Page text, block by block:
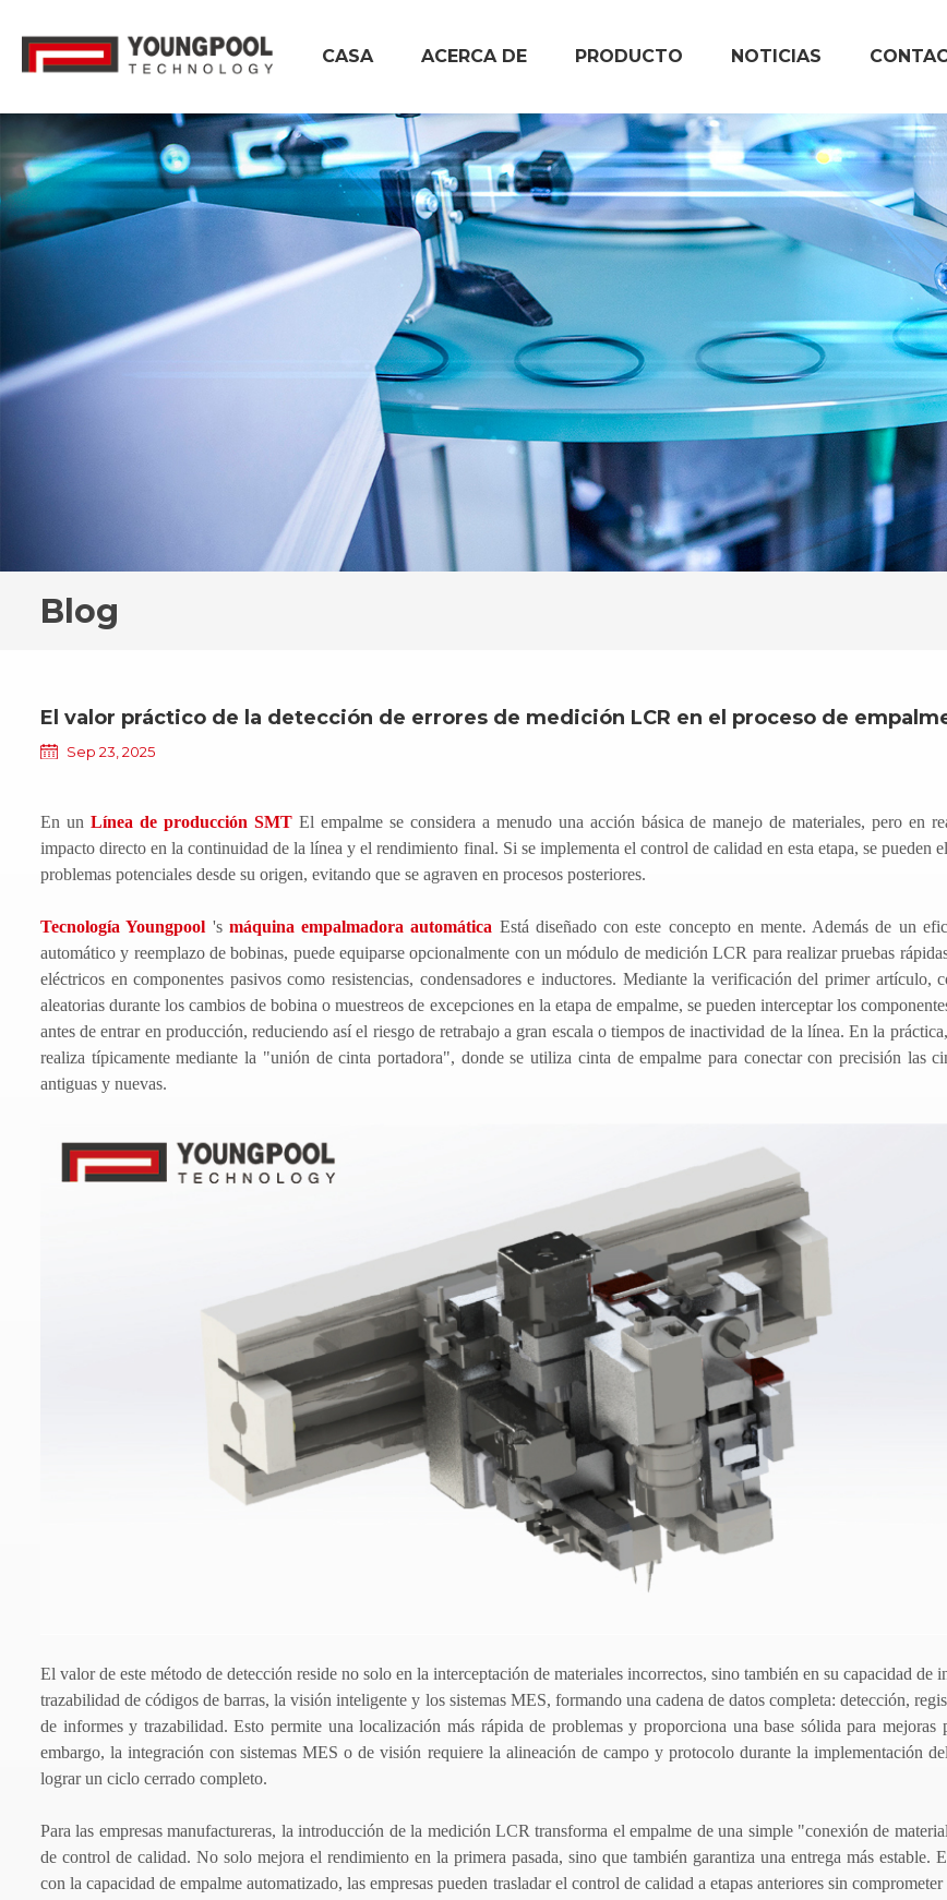
CASA ACERCA DE PRODUCTO NOTICIAS
Blog
El valor práctico de la detección de errores de medición LCR en el proceso de
Sep 23, 2025
En un Línea de producción SMT El empalme se considera a menudo una acción básica de manejo de materiales, pero en
impacto directo en la continuidad de la línea y el rendimiento final. Si se implementa el control de calidad en esta etapa, se pueden
problemas potenciales desde su origen, evitando que se agraven en procesos posteriores.
Tecnología Youngpool 's máquina empalmadora automática Está diseñado con este concepto en mente. Además de un
automático y reemplazo de bobinas, puede equiparse opcionalmente con un módulo de medición LCR para realizar pruebas
eléctricos en componentes pasivos como resistencias, condensadores e inductores. Mediante la verificación del primer artículo,
aleatorias durante los cambios de bobina o muestreos de excepciones en la etapa de empalme, se pueden interceptar los
antes de entrar en producción, reduciendo así el riesgo de retrabajo a gran escala o tiempos de inactividad de la línea. En la
realiza típicamente mediante la "unión de cinta portadora", donde se utiliza cinta de empalme para conectar con precisión las
antiguas y nuevas.
El valor de este método de detección reside no solo en la interceptación de materiales incorrectos, sino también en su capacidad de
trazabilidad de códigos de barras, la visión inteligente y los sistemas MES, formando una cadena de datos completa: detección,
de informes y trazabilidad. Esto permite una localización más rápida de problemas y proporciona una base sólida para mejoras
embargo, la integración con sistemas MES o de visión requiere la alineación de campo y protocolo durante la implementación
lograr un ciclo cerrado completo.
Para las empresas manufactureras, la introducción de la medición LCR transforma el empalme de una simple "conexión de
de control de calidad. No solo mejora el rendimiento en la primera pasada, sino que también garantiza una entrega más estable.
con la capacidad de empalme automatizado, las empresas pueden trasladar el control de calidad a etapas anteriores sin